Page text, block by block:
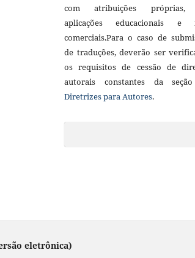
com atribuições próprias,
aplicações educacionais e
comerciais.Para o caso de
de traduções, deverão ser
os requisitos de cessão de
autorais constantes da
Diretrizes para Autores.
eletrônica)